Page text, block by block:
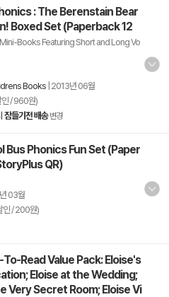
: The Berenstain Bear
Boxed Set (Paperback 12
Books Featuring Short and Long Vo
Books 2013년 06월
인 / 960원)
잠들기전 배송 변경
Bus Phonics Fun Set (Paper
QR)
03월
인 / 200원)
To-Read Value Pack: Eloise's
Eloise at the Wedding;
Very Secret Room; Eloise Vi